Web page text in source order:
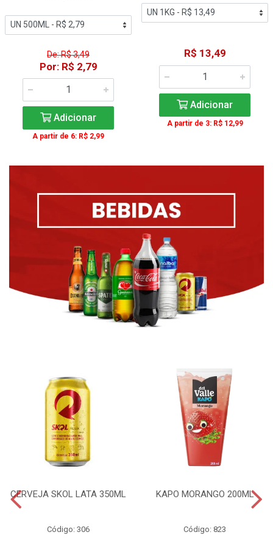
De: R$ 3,49
Por: R$ 2,79
Adicionar
A partir de 6: R$ 2,99
R$ 13,49
Adicionar
A partir de 3: R$ 12,99
CERVEJA SKOL LATA 350ML
Código: 306
KAPO MORANGO 200ML
Código: 823